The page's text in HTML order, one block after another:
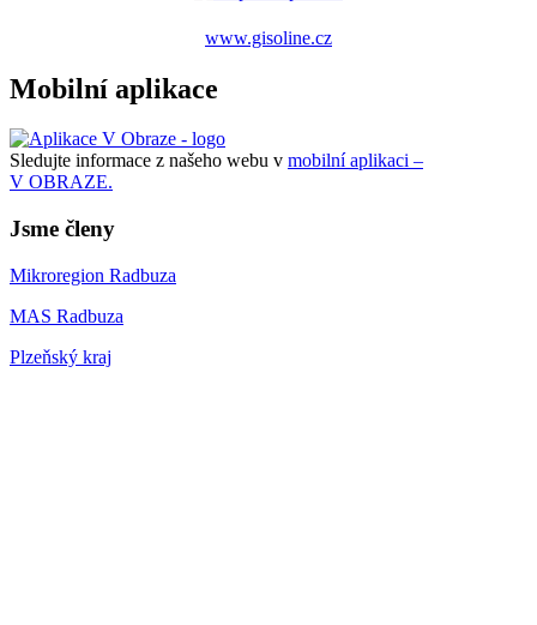
www.gisoline.cz
Mobilní aplikace
Sledujte informace z našeho webu v mobilní aplikaci –
V OBRAZE.
Jsme členy
Mikroregion Radbuza
MAS Radbuza
Plzeňský kraj